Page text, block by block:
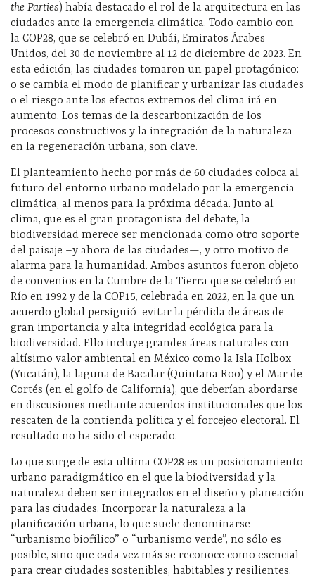
the Parties) había destacado el rol de la arquitectura en las
ciudades ante la emergencia climática. Todo cambio con
la COP28, que se celebró en Dubái, Emiratos Árabes
Unidos, del 30 de noviembre al 12 de diciembre de 2023. En
esta edición, las ciudades tomaron un papel protagónico:
o se cambia el modo de planificar y urbanizar las ciudades
o el riesgo ante los efectos extremos del clima irá en
aumento. Los temas de la descarbonización de los
procesos constructivos y la integración de la naturaleza
en la regeneración urbana, son clave.
El planteamiento hecho por más de 60 ciudades coloca al
futuro del entorno urbano modelado por la emergencia
climática, al menos para la próxima década. Junto al
clima, que es el gran protagonista del debate, la
biodiversidad merece ser mencionada como otro soporte
del paisaje –y ahora de las ciudades—, y otro motivo de
alarma para la humanidad. Ambos asuntos fueron objeto
de convenios en la Cumbre de la Tierra que se celebró en
Río en 1992 y de la COP15, celebrada en 2022, en la que un
acuerdo global persiguió evitar la pérdida de áreas de
gran importancia y alta integridad ecológica para la
biodiversidad. Ello incluye grandes áreas naturales con
altísimo valor ambiental en México como la Isla Holbox
(Yucatán), la laguna de Bacalar (Quintana Roo) y el Mar de
Cortés (en el golfo de California), que deberían abordarse
en discusiones mediante acuerdos institucionales que los
rescaten de la contienda política y el forcejeo electoral. El
resultado no ha sido el esperado.
Lo que surge de esta ultima COP28 es un posicionamiento
urbano paradigmático en el que la biodiversidad y la
naturaleza deben ser integrados en el diseño y planeación
para las ciudades. Incorporar la naturaleza a la
planificación urbana, lo que suele denominarse
“urbanismo biofílico” o “urbanismo verde”, no sólo es
posible, sino que cada vez más se reconoce como esencial
para crear ciudades sostenibles, habitables y resilientes.